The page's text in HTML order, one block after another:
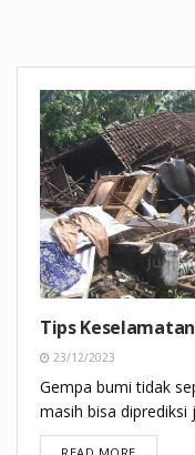
Tips
23/12/2023
Gempa bumi tidak
masih bisa diprediksi
DETAILS